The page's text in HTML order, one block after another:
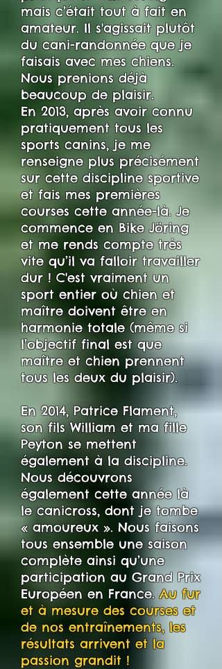
mais c’était tout à fait en
amateur. Il s'agissait plutôt
du cani-randonnée que je
faisais avec mes chiens.
Nous prenions déjà
beaucoup de plaisir.
En 2013, après avoir connu
pratiquement tous les
sports canins, je me
renseigne plus précisément
sur cette discipline sportive
et fais mes premières
courses cette année-là. Je
commence en Bike Jöring
et me rends compte très
vite qu’il va falloir travailler
dur ! C'est vraiment un
sport entier où chien et
maître doivent être en
harmonie totale (même si
l’objectif final est que
maître et chien prennent
tous les deux du plaisir).
En 2014, Patrice Flament,
son fils William et ma fille
Peyton se mettent
également à la discipline.
Nous découvrons
également cette année là
le canicross, dont je tombe
« amoureux ». Nous faisons
tous ensemble une saison
complète ainsi qu’une
participation au Grand Prix
Européen en France.Au fur
et à mesure des courses et
de nos entraînements, les
résultats arrivent et la
passion grandit !